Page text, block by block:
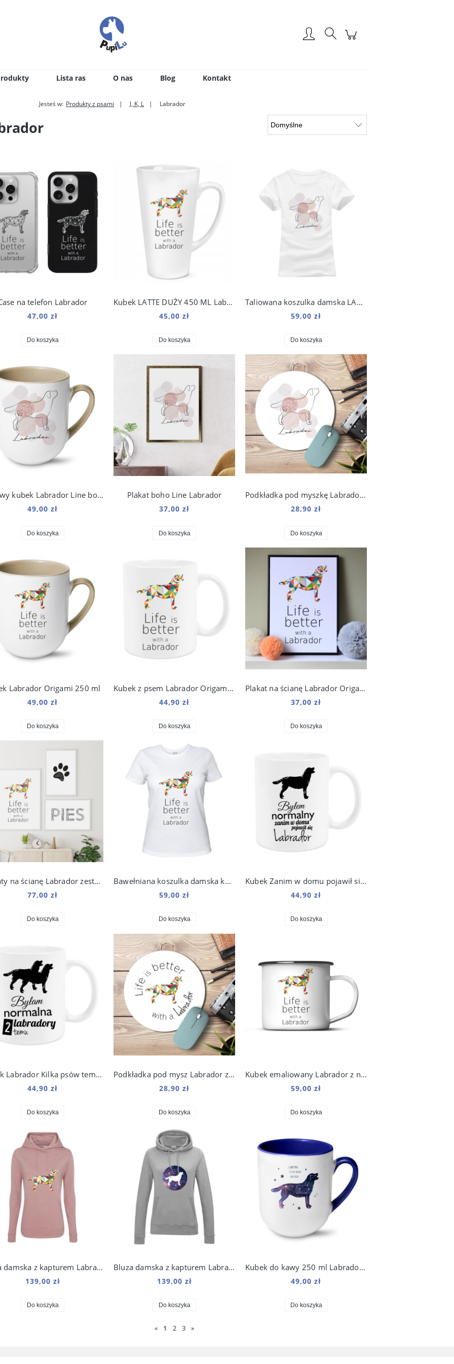
Lista ras O nas Blog Kontakt
Jesteś w: Produkty z psami J, K, L Labrador
na telefon Labrador
47,00 zł
Do koszyka
Kubek LATTE DUŻY 450 ML Labrador
45,00 zł
Do koszyka
Taliowana koszulka damska LABRADOR kolekcja Boho
59,00 zł
Do koszyka
Beżowy kubek Labrador Line boho 250 ml
49,00 zł
Do koszyka
Plakat boho Line Labrador
37,00 zł
Do koszyka
Podkładka pod myszkę Labrador Boho Line
28,90 zł
Do koszyka
Labrador Origami 250 ml
49,00 zł
Do koszyka
Kubek z psem Labrador Origami 330 ml
44,90 zł
Do koszyka
Plakat na ścianę Labrador Origami do salonu
37,00 zł
Do koszyka
Plakaty na ścianę Labrador zestaw do salonu
77,00 zł
Do koszyka
Bawełniana koszulka damska kolorowy Labrador
59,00 zł
Do koszyka
Kubek Zanim w domu pojawił się Labrador 330 ml
44,90 zł
Do koszyka
Kubek Labrador Kilka psów temu 330 ml
44,90 zł
Do koszyka
Podkładka pod mysz Labrador z nadrukiem Origami
28,90 zł
Do koszyka
Kubek emaliowany Labrador z nadrukiem Origami Biały
59,00 zł
Do koszyka
Bluza damska z kapturem Labrador Origami
139,00 zł
Do koszyka
Bluza damska z kapturem Labrador Kosmo
139,00 zł
Do koszyka
Kubek do kawy 250 ml Labrador Kosmo
49,00 zł
Do koszyka
« 1 2 3 »